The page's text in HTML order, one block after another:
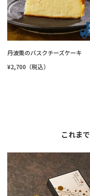
丹波栗のバスクチーズケーキ
¥2,700（税込）
これま